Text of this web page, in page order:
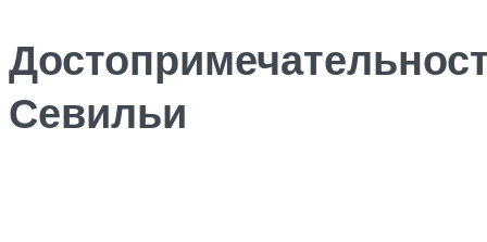
Севильи